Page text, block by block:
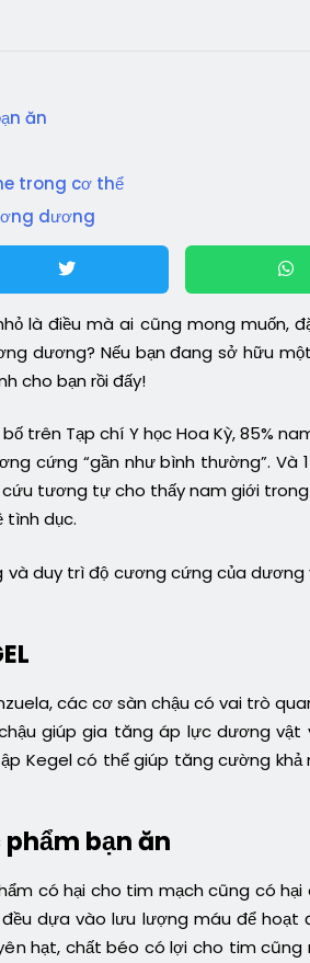
ăn
trong cơ thể
dương
là điều mà ai cũng mong muốn,
dương? Nếu bạn đang sở hữu
cho bạn rồi đấy!
trên Tạp chí Y học Hoa Kỳ, 85%
cứng “gần như bình thường”. Và
tương tự cho thấy nam giới
tình dục.
duy trì độ cương cứng của
các cơ sàn chậu có vai trò
giúp gia tăng áp lực dương
Kegel có thể giúp tăng cường
bạn ăn
có hại cho tim mạch cũng có hại
dựa vào lưu lượng máu để hoạt
hạt, chất béo có lợi cho tim cũng